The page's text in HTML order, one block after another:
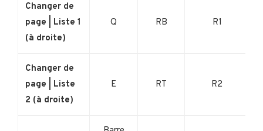
Changer de
page | Liste 1
(à droite)
Q RB R1
Changer de
page | Liste
2 (à droite)
E RT R2